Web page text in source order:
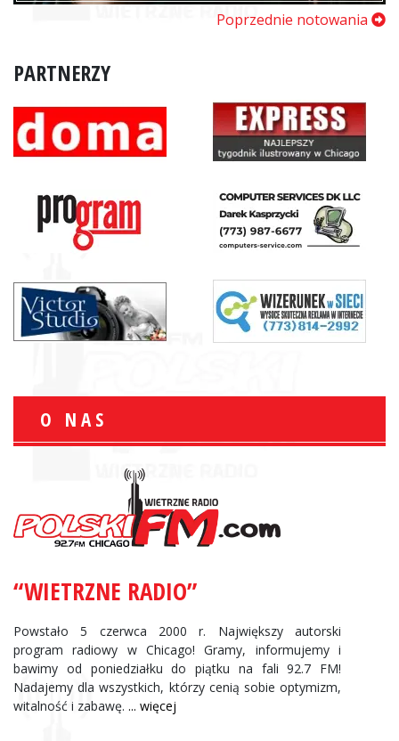
Poprzednie notowania
PARTNERZY
O NAS
“WIETRZNE RADIO”
Powstało 5 czerwca 2000 r. Największy autorski
program radiowy w Chicago! Gramy, informujemy i
bawimy od poniedziałku do piątku na fali 92.7 FM!
Nadajemy dla wszystkich, którzy cenią sobie optymizm,
witalność i zabawę. ... więcej